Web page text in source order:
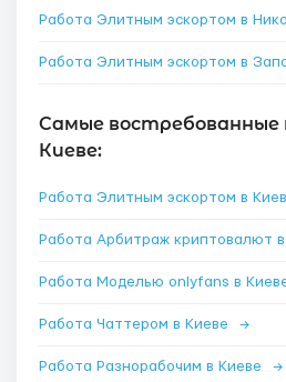
Работа Элитным эскортом в
Работа Элитным эскортом в
Самые востребованные
Киеве:
Работа Элитным эскортом в
Работа Арбитраж криптовалют
Работа Моделью onlyfans в
Работа Чаттером в Киеве →
Работа Разнорабочим в Киеве →